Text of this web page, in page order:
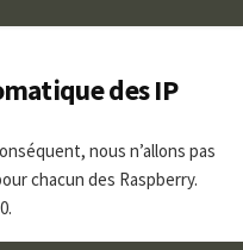
des IP
nous n’allons pas
chacun des Raspberry.